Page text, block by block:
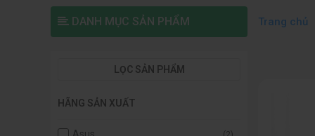
DANH MỤC SẢN PHẨM Trang chủ
LỌC SẢN PHẨM
HÃNG SẢN XUẤT